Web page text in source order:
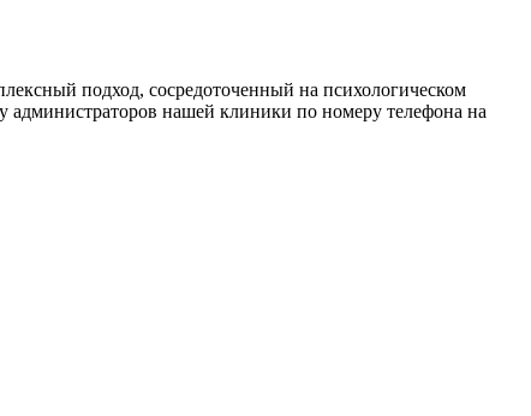
подход, сосредоточенный на психологическом
администраторов нашей клиники по номеру телефона на